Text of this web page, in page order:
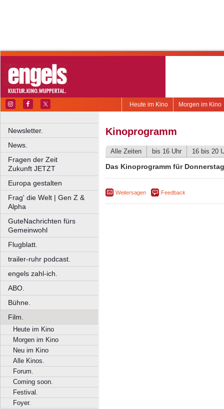
Morgen im Kino
Heute im Kino
Newsletter.
News.
Fragen der Zeit
Zukunft JETZT
Europa gestalten
Frag' die Welt | Gen Z &
Alpha
GuteNachrichten fürs
Gemeinwohl
Flugblatt.
trailer-ruhr podcast.
engels zahl-ich.
ABO.
Bühne.
Film.
Heute im Kino
Morgen im Kino
Neu im Kino
Alle Kinos.
Forum.
Coming soon.
Festival.
Foyer.
Kinoprogramm
Alle Zeiten bis 16 Uhr 16 bis 20
Das Kinoprogramm für
Weitersagen Feedback